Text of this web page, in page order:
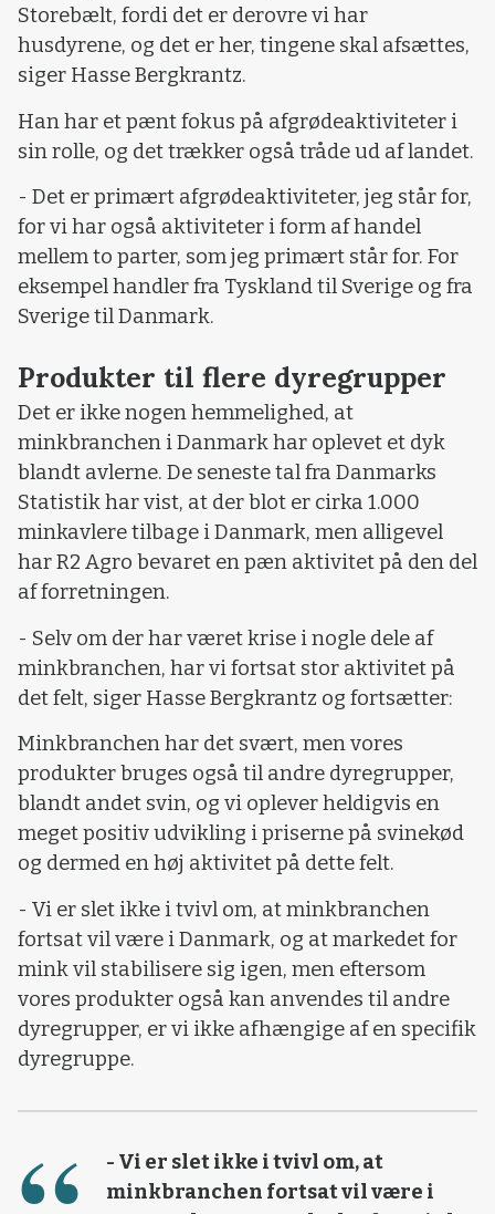
Storebælt, fordi det er derovre vi har
husdyrene, og det er her, tingene skal afsættes,
siger Hasse Bergkrantz.
Han har et pænt fokus på afgrødeaktiviteter i
sin rolle, og det trækker også tråde ud af landet.
- Det er primært afgrødeaktiviteter, jeg står for,
for vi har også aktiviteter i form af handel
mellem to parter, som jeg primært står for. For
eksempel handler fra Tyskland til Sverige og fra
Sverige til Danmark.
Produkter til flere dyregrupper
Det er ikke nogen hemmelighed, at
minkbranchen i Danmark har oplevet et dyk
blandt avlerne. De seneste tal fra Danmarks
Statistik har vist, at der blot er cirka 1.000
minkavlere tilbage i Danmark, men alligevel
har R2 Agro bevaret en pæn aktivitet på den del
af forretningen.
- Selv om der har været krise i nogle dele af
minkbranchen, har vi fortsat stor aktivitet på
det felt, siger Hasse Bergkrantz og fortsætter:
Minkbranchen har det svært, men vores
produkter bruges også til andre dyregrupper,
blandt andet svin, og vi oplever heldigvis en
meget positiv udvikling i priserne på svinekød
og dermed en høj aktivitet på dette felt.
- Vi er slet ikke i tvivl om, at minkbranchen
fortsat vil være i Danmark, og at markedet for
mink vil stabilisere sig igen, men eftersom
vores produkter også kan anvendes til andre
dyregrupper, er vi ikke afhængige af en specifik
dyregruppe.
- Vi er slet ikke i tvivl om, at
minkbranchen fortsat vil være i